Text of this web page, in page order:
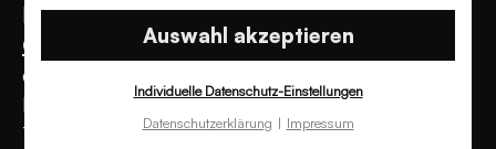
Auswahl akzeptieren
Individuelle Datenschutz-Einstellungen
Datenschutzerklärung
Impressum
haben wir eine Vermarktungsstrategie fürdie
Gesundbleib-Plattform »Mein Phileo«
entwickelt. Das ist eine App, die
Betriebskrankenkassen ihren
Trägerunternehmen bereitstellen können. Mit